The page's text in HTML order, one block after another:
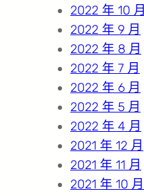
2022 年 10 月
2022 年 9 月
2022 年 8 月
2022 年 7 月
2022 年 6 月
2022 年 5 月
2022 年 4 月
2021 年 12 月
2021 年 11 月
2021 年 10 月